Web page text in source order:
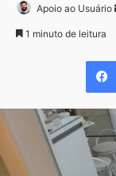
Apoio ao Usuário
1 minuto de leitura